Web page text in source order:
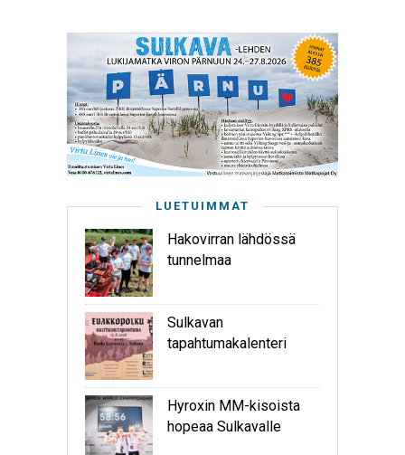
LUETUIMMAT
Hakovirran lähdössä
tunnelmaa
Sulkavan
tapahtumakalenteri
Hyroxin MM-kisoista
hopeaa Sulkavalle